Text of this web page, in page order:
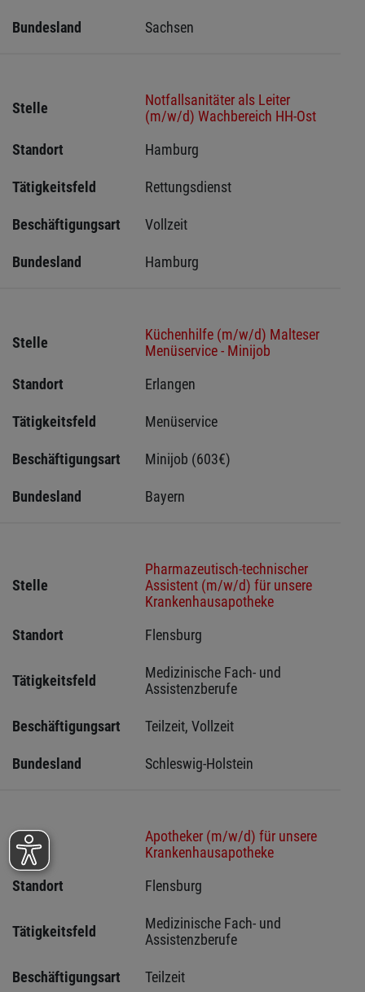
Bundesland Sachsen
Stelle
Notfallsanitäter als Leiter
(m/w/d) Wachbereich HH-Ost
Standort
Hamburg
Tätigkeitsfeld Rettungsdienst
Beschäftigungsart Vollzeit
Bundesland Hamburg
Stelle
Küchenhilfe (m/w/d) Malteser
Menüservice - Minijob
Standort
Erlangen
Tätigkeitsfeld Menüservice
Beschäftigungsart Minijob (603€)
Bundesland Bayern
Stelle
Pharmazeutisch-technischer
Assistent (m/w/d) für unsere
Krankenhausapotheke
Standort
Flensburg
Tätigkeitsfeld
Medizinische Fach- und
Assistenzberufe
Beschäftigungsart Teilzeit, Vollzeit
Bundesland Schleswig-Holstein
Stelle
Apotheker (m/w/d) für unsere
Krankenhausapotheke
Standort
Flensburg
Tätigkeitsfeld
Medizinische Fach- und
Assistenzberufe
Beschäftigungsart Teilzeit